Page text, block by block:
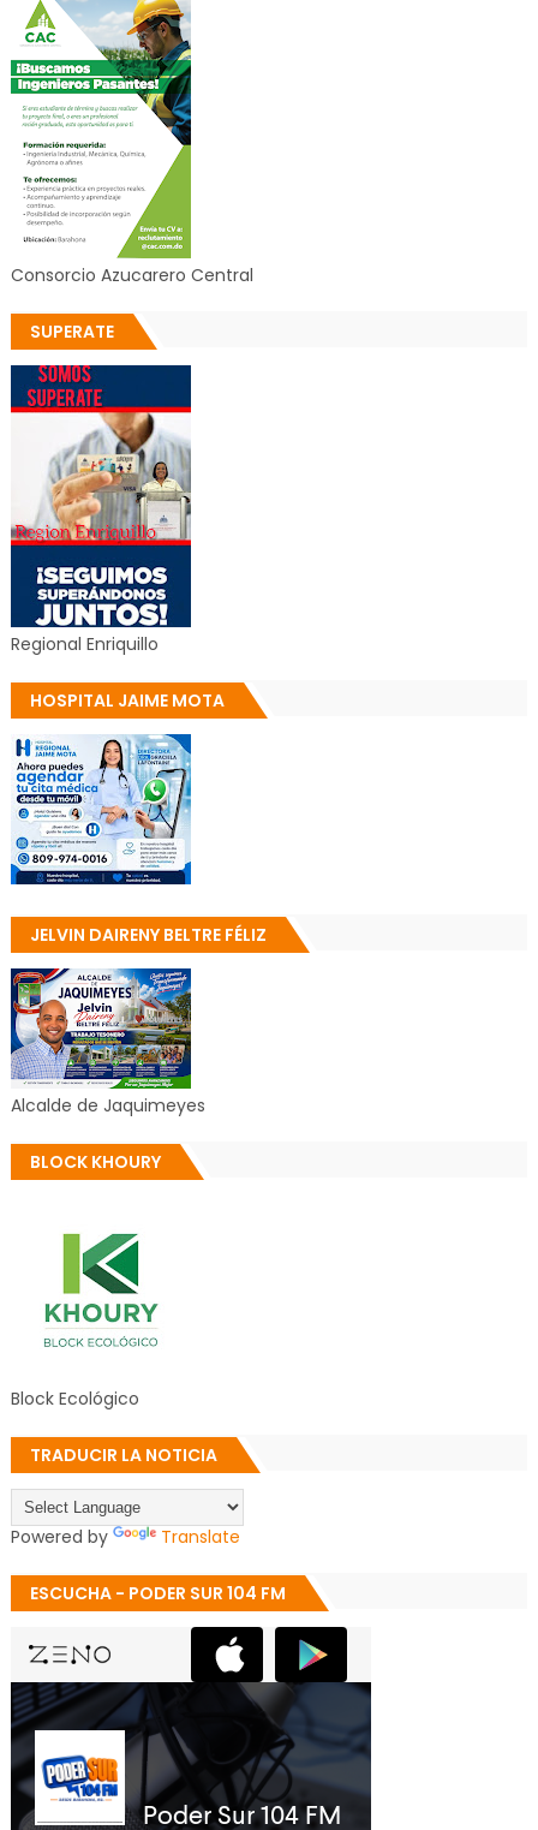
Consorcio Azucarero Central
SUPERATE
Regional Enriquillo
HOSPITAL JAIME MOTA
JELVIN DAIRENY BELTRE FÉLIZ
Alcalde de Jaquimeyes
BLOCK KHOURY
Block Ecológico
TRADUCIR LA NOTICIA
Powered by Translate
ESCUCHA - PODER SUR 104 FM